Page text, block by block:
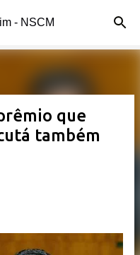
principal
- NSCM
que
também